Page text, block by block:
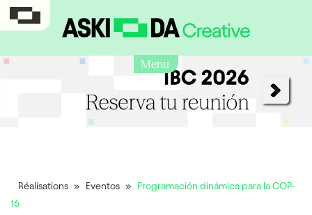
Menu
Réalisations » Eventos »
Programación dinámica para la COP-
16